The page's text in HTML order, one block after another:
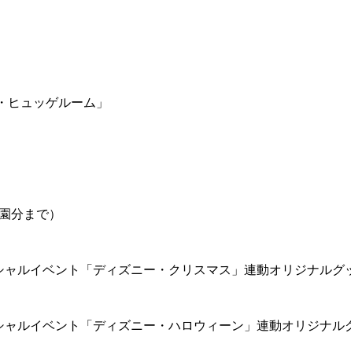
ュッゲルーム」
分まで）
ルイベント「ディズニー・クリスマス」連動オリジナルグ
ルイベント「ディズニー・ハロウィーン」連動オリジナル